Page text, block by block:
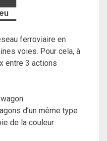
ferroviaire en
voies. Pour cela, à
entre 3 actions
d’un même type
de la couleur